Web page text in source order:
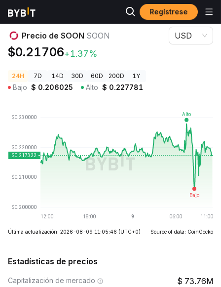
Regístrese
Precios de Criptomonedas Precio de SOON SOON
Precio de SOON SOON
$0.21706+1.37%
USD
24H 7D 14D 30D 60D 200D 1Y
Bajo $ 0.206025 Alto $ 0.227781
Última actualización: 2026-08-09 11:05:46 (UTC+0) Source of data: CoinGecko
Estadísticas de precios
Capitalización de mercado 73.76M